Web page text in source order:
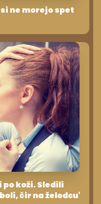
ne morejo spet
po koži. Sledili
čir na želodcu'